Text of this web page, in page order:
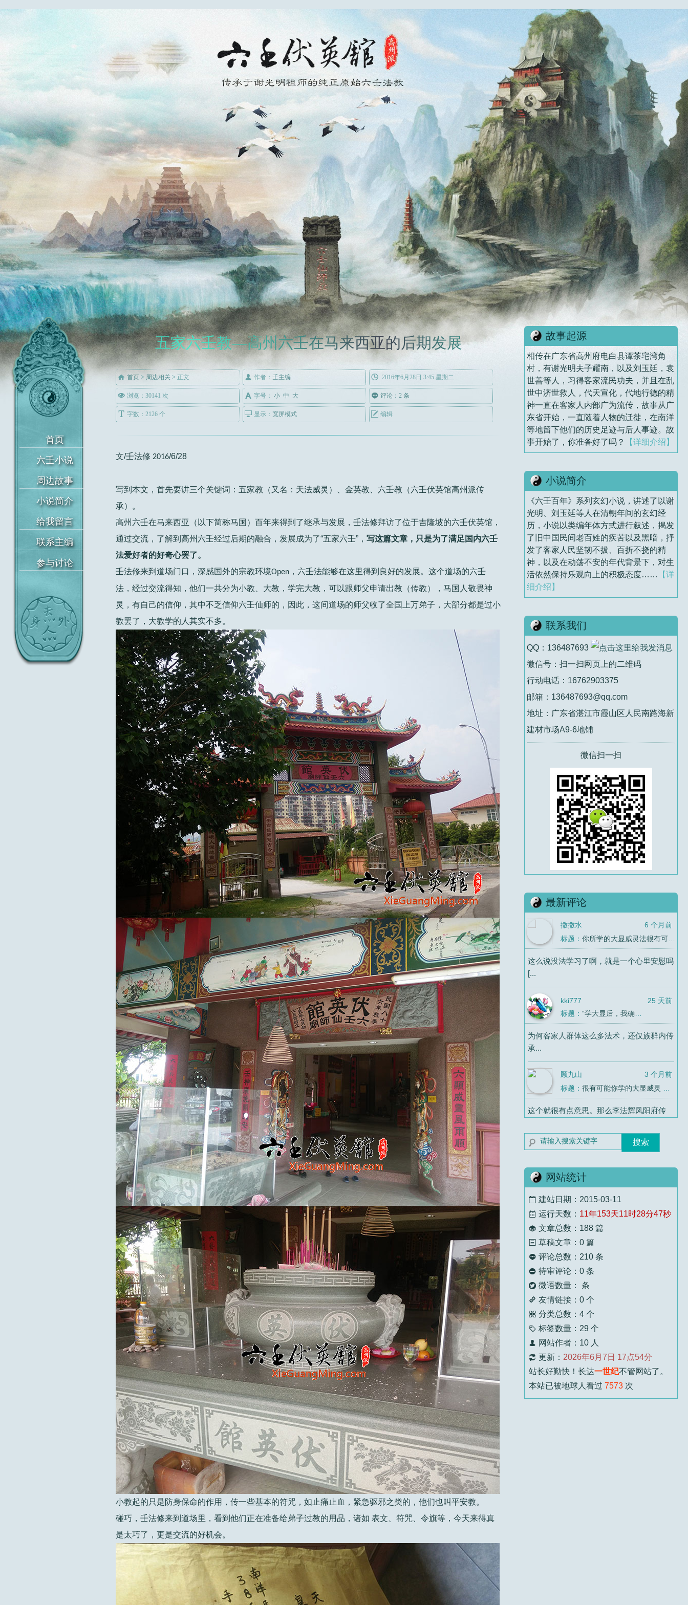
首页
六壬小说
周边故事
给我留言
联系主编
参与讨论
五家六壬教—高州六壬在马来西亚的后期发展
 首页 > 周边相关 > 正文  作者： 壬主编  2016年6月28日 3:45 星期二
 浏览：30141 次  字号： 小 中 大  评论：2 条
 字数：2126 个  显示： 宽屏模式  编辑
文/壬法修 2016/6/28
写到本文，首先要讲三个关键词：五家教（又名：天法威灵）、金英教、六壬教（六壬伏英馆高州派传
承）。
高州六壬在马来西亚（以下简称马国）百年来得到了继承与发展，壬法修拜访了位于吉隆坡的六壬伏英馆，
通过交流，了解到高州六壬经过后期的融合，发展成为了“五家六壬”， 写这篇文章，只是为了满足国内六壬
法爱好者的好奇心罢了。
壬法修来到道场门口，深感国外的宗教环境Open ，六壬法能够在这里得到良好的发展。这个道场的六壬
法，经过交流得知，他们一共分为小教、大教，学完大教，可以跟师父申请出教（传教），马国人敬畏神
灵，有自己的信仰，其中不乏信仰六壬仙师的，因此，这间道场的师父收了全国上万弟子，大部分都是过小
教罢了，大教学的人其实不多。
小教起的只是防身保命的作用，传一些基本的符咒，如止痛止血，紧急驱邪之类的，他们也叫平安教。
碰巧，壬法修来到道场里，看到他们正在准备给弟子过教的用品，诸如 表文、符咒、令旗等，今天来得真
是太巧了，更是交流的好机会。
故事起源
相传在广东省高州府电白县谭茶宅湾角
村，有谢光明夫子耀南，以及刘玉廷，袁
世善等人，习得客家流民功夫，并且在乱
世中济世救人，代天宣化，代地行德的精
神一直在客家人内部广为流传，故事从广
东省开始，一直随着人物的迁徙，在南洋
等地留下他们的历史足迹与后人事迹。故
事开始了，你准备好了吗？
【详细介绍】
小说简介
《六壬百年》系列玄幻小说，讲述了以谢
光明、刘玉廷等人在清朝年间的玄幻经
历，小说以类编年体方式进行叙述，揭发
了旧中国民间老百姓的疾苦以及黑暗，抒
发了客家人民坚韧不拔、百折不挠的精
神，以及在动荡不安的年代背景下，对生
活依然保持乐观向上的积极态度……
【详
细介绍】
联系我们
QQ：136487693
微信号：扫一扫网页上的二维码
行动电话：16762903375
邮箱：136487693@qq.com
地址：广东省湛江市霞山区人民南路海新
建材市场A9-6地铺
微信扫一扫
最新评论
撒撒水
6 个月前
标题： 你所学的大显威灵法很有可能连“法教”都算不上
这么说没法学习了啊，就是一个心里安慰吗
[...
kki777
25 天前
标题： “学大显后，我确定了自己是同性恋”
为何客家人群体这么多法术，还仅族群内传
承...
顾九山
3 个月前
标题： 很有可能你学的大显威灵 最终学了个寂寞
这个就很有点意思。那么李法辉凤阳府传
顾九山
5 个月前
壬师父还是太委婉慈悲了！下次去湛江拜见
师...
顾九山
标题：浅谈六壬法的几种过教方式
老师，晚辈顺走，您慈悲。
顾九山
标题：跟我学习书法需要什么条件？
受...
壬主编
5 个月前
标题：过教的意义
如果你本来就会用，应该可以用。但能用不
网站统计
 建站日期：2015-03-11
 运行天数： 11年153天11时28分49秒
 文章总数：188 篇
 草稿文章：0 篇
 评论总数：210 条
 待审评论：0 条
 微语数量： 条
 友情链接：0 个
 分类总数：4 个
 标签数量：29 个
 网站作者：10 人
 更新： 2026年6月7日 17点54分
站长好勤快！长达一世纪不管网站了。
本站已被地球人看过 7573 次